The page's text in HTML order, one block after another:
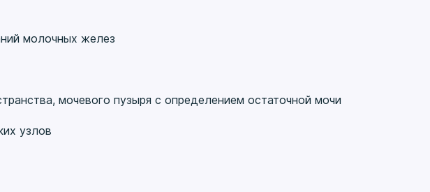
навыков и получение новых знаний. Однако, я
и лечении пациента, но и в том, чтобы
информацию, избавить от ложных страхов
я вижу главную роль врача в современной
молочных желез
мочевого пузыря с определением остаточной мочи
узлов